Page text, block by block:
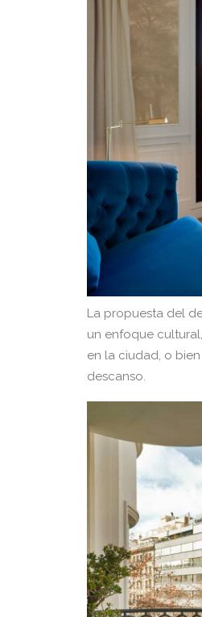
La propuesta del
un enfoque
en la ciudad, o
descanso.